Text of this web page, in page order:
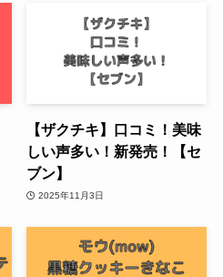
【ザクチキ】口コミ！美味
しい声多い！新発売！【セ
ブン】
2025年11月3日